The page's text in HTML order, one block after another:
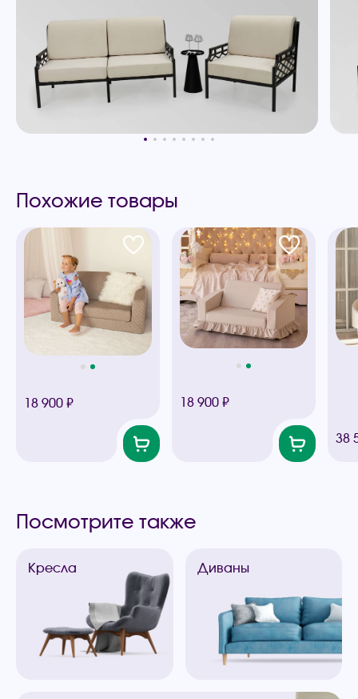
Похожие товары
18 900 ₽ 18 900 ₽
38
Посмотрите также
Кресла Диваны